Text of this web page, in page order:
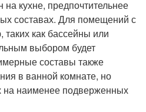
кухне, предпочтительнее
составах. Для помещений с
как бассейны или
выбором будет
составы также
в ванной комнате, но
на наименее подверженных